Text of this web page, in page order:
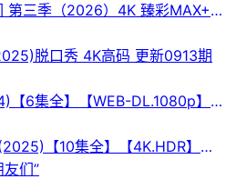
第三季（2026）4K 臻彩MAX+
：第三季集结54组脱口秀演
人，阵容多元丰富。本季节目首
，演员们不仅在这里同台竞演，
中找到志同道合的朋友，相互帮
身份认同。💾夸克网盘| 💾百度
#脱口秀和Ta的朋友们 #脱口秀
盘专搜
脱口秀 4K高码 更新0913期
6集全】【WEB-DL.1080p】
恐怖】
【10集全】【4K.HDR】
们”